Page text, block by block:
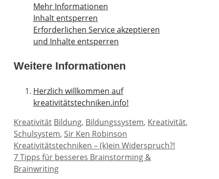
Mehr Informationen
Inhalt entsperren
Erforderlichen Service akzeptieren
und Inhalte entsperren
Weitere Informationen
Herzlich willkommen auf
kreativitätstechniken.info!
Kategorien
Kreativität Schlagwörter
Bildung, Bildungssystem, Kreativität,
Schulsystem, Sir Ken Robinson
Kreativitätstechniken – (k)ein Widerspruch?!
7 Tipps für besseres Brainstorming &
Brainwriting